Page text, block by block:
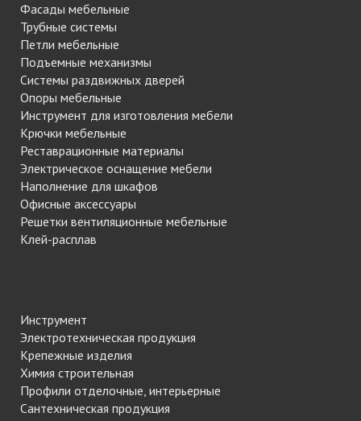
Фасады мебельные
Трубные системы
Петли мебельные
Подъемные механизмы
Системы раздвижных дверей
Опоры мебельные
Инструмент для изготовления мебели
Крючки мебельные
Реставрационные материалы
Электрическое оснащение мебели
Наполнение для шкафов
Офисные аксессуары
Решетки вентиляционные мебельные
Клей-расплав
Инструмент
Электротехническая продукция
Крепежные изделия
Химия строительная
Профили отделочные, интерьерные
Сантехническая продукция